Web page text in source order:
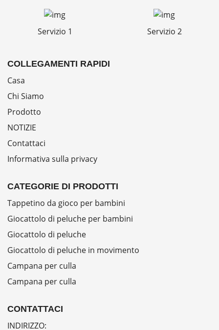
Servizio 1 Servizio 2
COLLEGAMENTI RAPIDI
Casa
Chi Siamo
Prodotto
NOTIZIE
Contattaci
Informativa sulla privacy
CATEGORIE DI PRODOTTI
Tappetino da gioco per bambini
Giocattolo di peluche per bambini
Giocattolo di peluche
Giocattolo di peluche in movimento
Campana per culla
Campana per culla
CONTATTACI
INDIRIZZO: